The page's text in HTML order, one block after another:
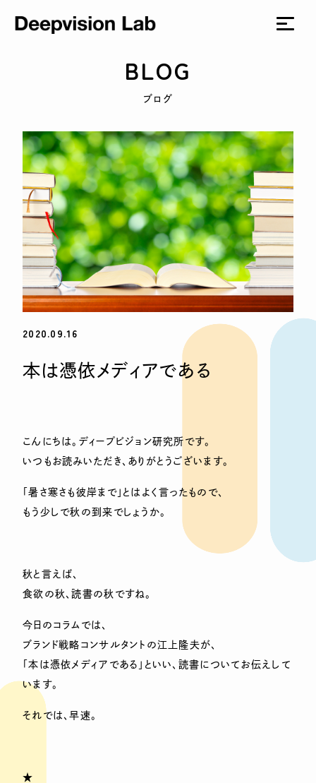
BLOG
ブログ
2020.09.16
本は憑依メディアである
こんにちは。ディープビジョン研究所です。
いつもお読みいただき、ありがとうございます。
「暑さ寒さも彼岸まで」とはよく言ったもので、
もう少しで秋の到来でしょうか。
秋と言えば、
食欲の秋、読書の秋ですね。
今日のコラムでは、
ブランド戦略コンサルタントの江上隆夫が、
「本は憑依メディアである」といい、読書についてお伝えして
います。
それでは、早速。
★